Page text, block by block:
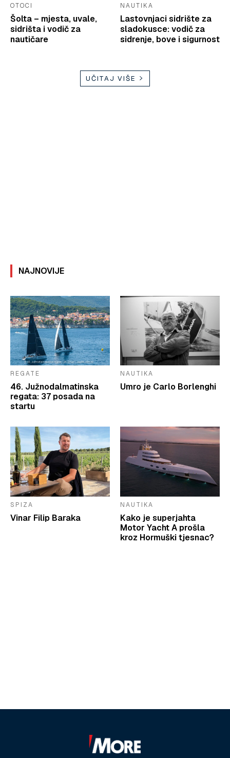
OTOCI
Šolta – mjesta, uvale,
sidrišta i vodič za
nautičare
NAUTIKA
Lastovnjaci sidrište za
sladokusce: vodič za
sidrenje, bove i sigurnost
UČITAJ VIŠE
NAJNOVIJE
REGATE
46. Južnodalmatinska
regata: 37 posada na
startu
NAUTIKA
Umro je Carlo Borlenghi
SPIZA
Vinar Filip Baraka
NAUTIKA
Kako je superjahta
Motor Yacht A prošla
kroz Hormuški tjesnac?